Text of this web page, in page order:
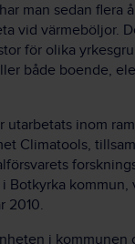
man sedan flera
vid värmeböljor.
för olika
både boende,
utarbetats inom
Climatools,
Botkyrka kommun,
2010.
i kommunen